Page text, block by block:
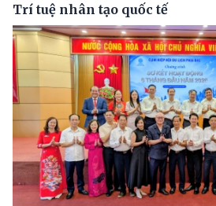
Trí tuệ nhân tạo quốc tế